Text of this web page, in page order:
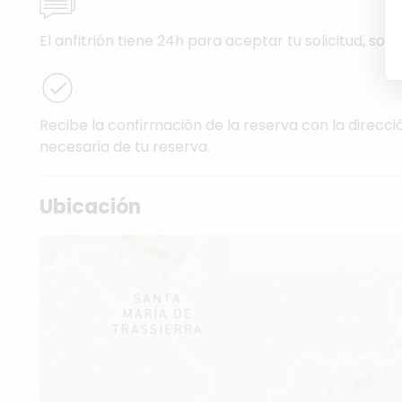
El anfitrión tiene 24h para aceptar tu solicitud,
Recibe la confirmación de la reserva con la
necesaria de tu reserva.
Ubicación